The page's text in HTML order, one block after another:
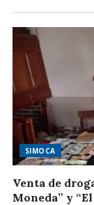
SIMOCA
Venta de
Moneda” y